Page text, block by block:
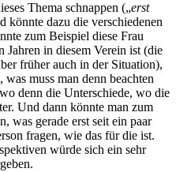
Thema schnappen („erst
könnte dazu die verschiedenen
zum Beispiel diese Frau
Jahren in diesem Verein ist (die
früher auch in der Situation),
muss man denn beachten
denn die Unterschiede, wo die
Und dann könnte man zum
was gerade erst seit ein paar
fragen, wie das für die ist.
würde sich ein sehr